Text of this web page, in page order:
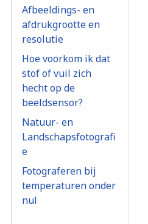
Afbeeldings- en
afdrukgrootte en
resolutie
Hoe voorkom ik dat
stof of vuil zich
hecht op de
beeldsensor?
Natuur- en
Landschapsfotografi
e
Fotograferen bij
temperaturen onder
nul